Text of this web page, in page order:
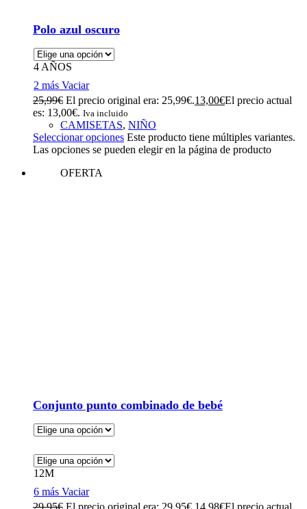
Polo azul oscuro
4 AÑOS
2 más Vaciar
25,99€ El precio original era: 25,99€.13,00€El precio actual
es: 13,00€. Iva incluido
CAMISETAS, NIÑO
Seleccionar opciones Este producto tiene múltiples variantes.
Las opciones se pueden elegir en la página de producto
OFERTA
Conjunto punto combinado de bebé
12M
6 más Vaciar
29,95€ El precio original era: 29,95€.14,98€El precio actual